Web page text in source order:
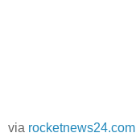
via rocketnews24.com